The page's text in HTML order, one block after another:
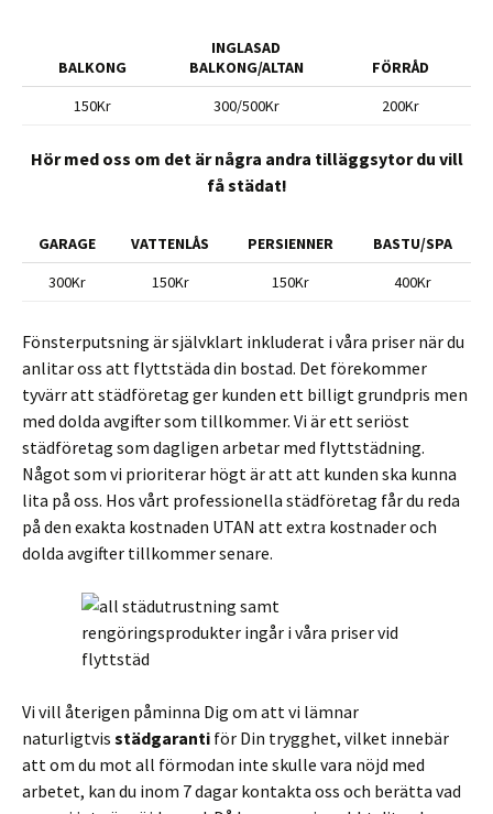
BALKONG
INGLASAD
BALKONG/ALTAN
FÖRRÅD
150Kr
300/500Kr 200Kr
Hör med oss om det är några andra tilläggsytor du vill
få städat!
GARAGE VATTENLÅS PERSIENNER
BASTU/SPA
300Kr
150Kr 150Kr 400Kr
Fönsterputsning är självklart inkluderat i våra priser när du
anlitar oss att flyttstäda din bostad. Det förekommer
tyvärr att städföretag ger kunden ett billigt grundpris men
med dolda avgifter som tillkommer. Vi är ett seriöst
städföretag som dagligen arbetar med flyttstädning.
Något som vi prioriterar högt är att att kunden ska kunna
lita på oss. Hos vårt professionella städföretag får du reda
på den exakta kostnaden UTAN att extra kostnader och
dolda avgifter tillkommer senare.
Vi vill återigen påminna Dig om att vi lämnar
naturligtvis städgaranti för Din trygghet, vilket innebär
att om du mot all förmodan inte skulle vara nöjd med
arbetet, kan du inom 7 dagar kontakta oss och berätta vad